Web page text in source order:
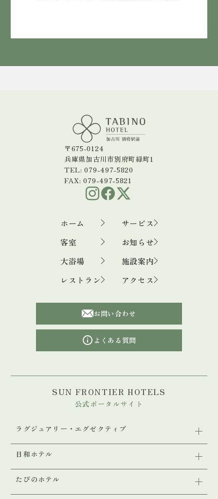
〒675-0124
兵庫県加古川市別府町緑町1
TEL: 079-497-5820
FAX: 079-497-5821
ホーム
客室
大浴場
レストラン
サービス
お知らせ
施設案内
アクセス
お問い合わせ
よくある質問
SUN FRONTIER HOTELS
公式ポータルサイト
ラグジュアリー・エグゼクティブ
静楓亭
七重八重
日和ホテル
日和ホテル舞浜
たびのホテル